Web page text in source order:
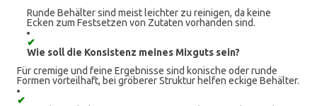
Runde Behälter sind meist leichter zu reinigen, da keine
Ecken zum Festsetzen von Zutaten vorhanden sind.
✔
Wie soll die Konsistenz meines Mixguts sein?
Für cremige und feine Ergebnisse sind konische oder runde
Formen vorteilhaft, bei gröberer Struktur helfen eckige Behälter.
✔